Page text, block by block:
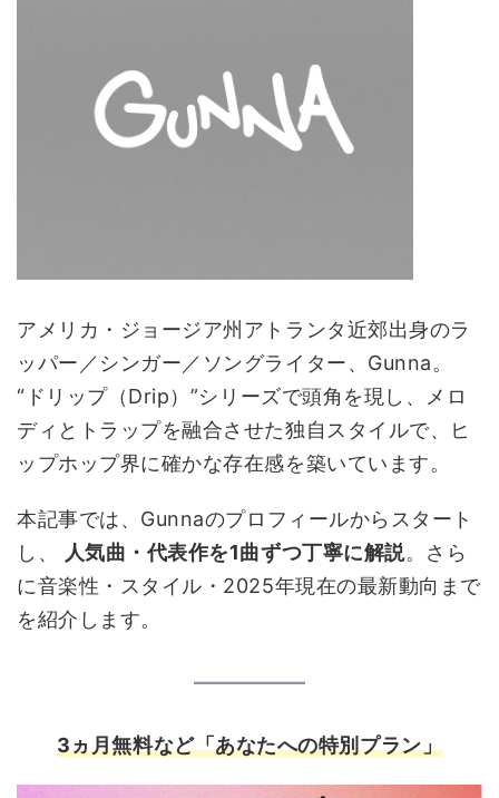
アメリカ・ジョージア州アトランタ近郊出身のラ
ッパー／シンガー／ソングライター、Gunna。
“ドリップ（Drip）”シリーズで頭角を現し、メロ
ディとトラップを融合させた独自スタイルで、ヒ
ップホップ界に確かな存在感を築いています。
本記事では、Gunnaのプロフィールからスタート
し、
人気曲・代表作を1曲ずつ丁寧に解説。さら
に音楽性・スタイル・2025年現在の最新動向まで
を紹介します。
3ヵ月無料など「あなたへの特別プラン」